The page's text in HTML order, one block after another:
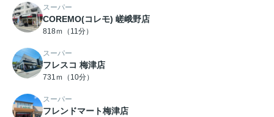
スーパー
COREMO(コレモ) 嵯峨野店
818ｍ（11分）
スーパー
フレスコ 梅津店
731ｍ（10分）
スーパー
フレンドマート梅津店